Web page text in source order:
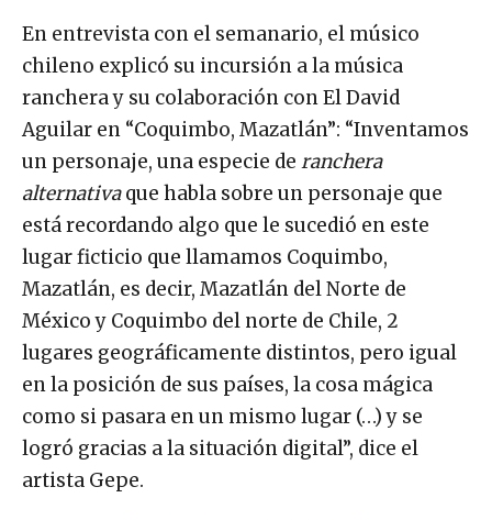
En entrevista con el semanario, el músico
chileno explicó su incursión a la música
ranchera y su colaboración con El David
Aguilar en “Coquimbo, Mazatlán”: “Inventamos
un personaje, una especie de ranchera
alternativaque habla sobre un personaje que
está recordando algo que le sucedió en este
lugar ficticio que llamamos Coquimbo,
Mazatlán, es decir, Mazatlán del Norte de
México y Coquimbo del norte de Chile, 2
lugares geográficamente distintos, pero igual
en la posición de sus países, la cosa mágica
como si pasara en un mismo lugar (…) y se
logró gracias a la situación digital”, dice el
artista Gepe.